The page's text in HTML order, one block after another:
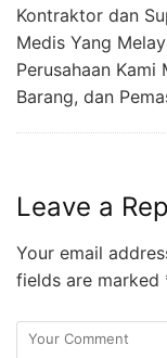
Kontraktor dan
Medis Yang
Perusahaan Kami
Barang, dan
Leave a
Your email
fields are marked